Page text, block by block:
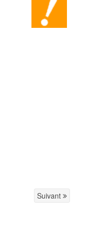
Suivant